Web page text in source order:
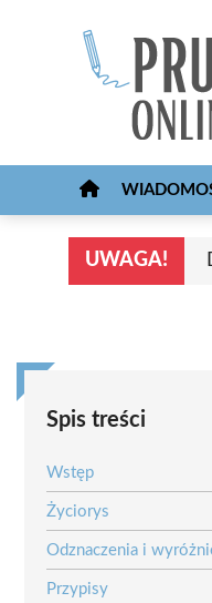
UWAGA!
Spis treści
Wstęp
Życiorys
Odznaczenia i
Przypisy